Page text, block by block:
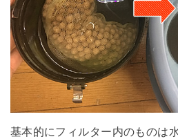
基本的にフィルター内のものは